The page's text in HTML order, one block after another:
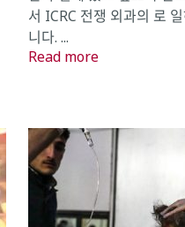
서 ICRC 전쟁 외과의 로
니다. ...
Read more